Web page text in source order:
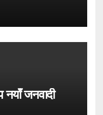
नयाँ जनवादी